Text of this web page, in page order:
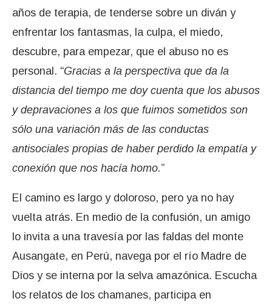
años de terapia, de tenderse sobre un diván y
enfrentar los fantasmas, la culpa, el miedo,
descubre, para empezar, que el abuso no es
personal. “Gracias a la perspectiva que da la
distancia del tiempo me doy cuenta que los abusos
y depravaciones a los que fuimos sometidos son
sólo una variación más de las conductas
antisociales propias de haber perdido la empatía y
conexión que nos hacía homo.”
El camino es largo y doloroso, pero ya no hay
vuelta atrás. En medio de la confusión, un amigo
lo invita a una travesía por las faldas del monte
Ausangate, en Perú, navega por el río Madre de
Dios y se interna por la selva amazónica. Escucha
los relatos de los chamanes, participa en